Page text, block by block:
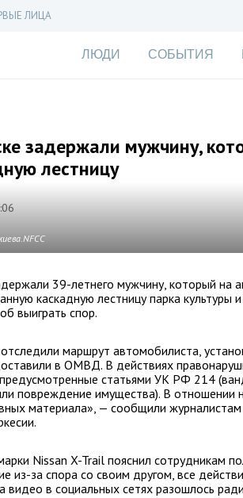
ЛИЦА
ЛЮДИ СОБЫТИЯ
задержали мужчину,
лестницу
39-летнего мужчину, который на
каскадную лестницу парка культуры
выиграть спор.
маршрут автомобилиста,
в ОМВД. В действиях
предусмотренные статьями УК РФ 214
повреждение имущества). В отношении
материала», — сообщили
Nissan X-Trail пояснил сотрудникам
из-за спора со своим другом, все
видео в социальных сетях разошлось